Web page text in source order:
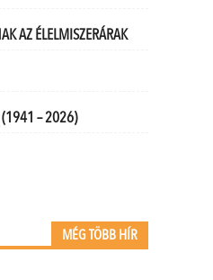
AZ ÉLELMISZERÁRAK
(1941 – 2026)
MÉG TÖBB HÍR